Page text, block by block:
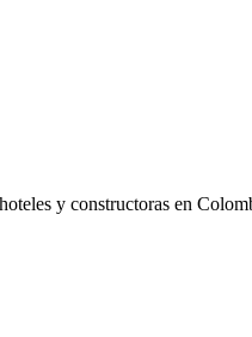
y constructoras en